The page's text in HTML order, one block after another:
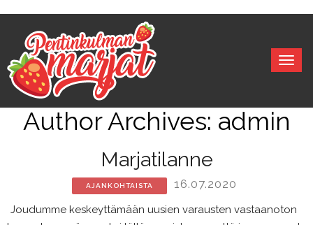
Author Archives: admin
Marjatilanne
AJANKOHTAISTA 16.07.2020
Joudumme keskeyttämään uusien varausten vastaanoton